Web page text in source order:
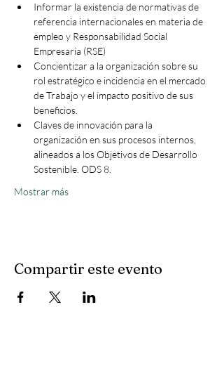
Informar la existencia de normativas de
referencia internacionales en materia de
empleo y Responsabilidad Social
Empresaria (RSE)
Concientizar a la organización sobre su
rol estratégico e incidencia en el mercado
de Trabajo y el impacto positivo de sus
beneficios.
Claves de innovación para la
organización en sus procesos internos,
alineados a los Objetivos de Desarrollo
Sostenible. ODS 8.
Mostrar más
Compartir este evento